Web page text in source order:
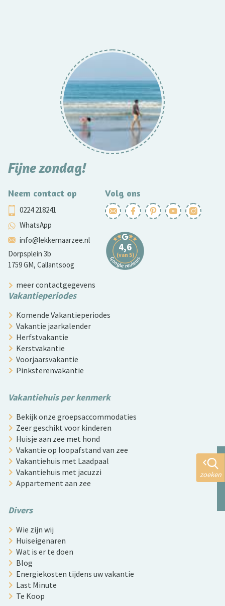
Fijne zondag!
Neem contact op
0224 218241
WhatsApp
info@lekkernaarzee.nl
Dorpsplein 3b
1759 GM, Callantsoog
Volg ons
meer contactgegevens
Vakantieperiodes
Komende Vakantieperiodes
Vakantie jaarkalender
Herfstvakantie
Kerstvakantie
Voorjaarsvakantie
Pinksterenvakantie
Vakantiehuis per kenmerk
Bekijk onze groepsaccommodaties
Zeer geschikt voor kinderen
Huisje aan zee met hond
Vakantie op loopafstand van zee
Vakantiehuis met Laadpaal
Vakantiehuis met jacuzzi
Appartement aan zee
Divers
Wie zijn wij
Huiseigenaren
Wat is er te doen
Blog
Energiekosten tijdens uw vakantie
Last Minute
Te Koop
zoeken